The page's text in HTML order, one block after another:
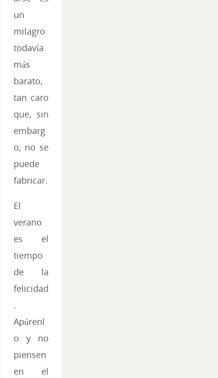
un
milagro
todavía
más
barato,
tan caro
que, sin
embarg
o, no se
puede
fabricar.
El
verano
es el
tiempo
de la
felicidad
.
Apúrenl
o y no
piensen
en el